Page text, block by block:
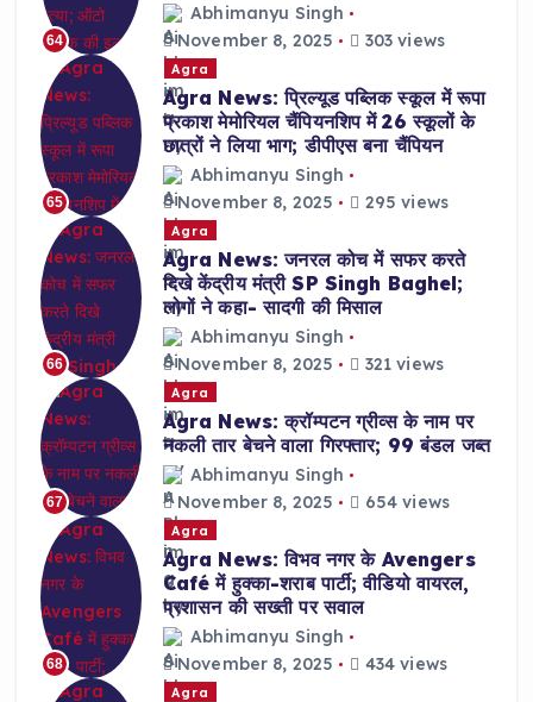
64
Abhimanyu Singh
November 8, 2025
303 views
65
Agra
Agra News: प्रिल्यूड पब्लिक स्कूल में रूपा
प्रकाश मेमोरियल चैंपियनशिप में 26 स्कूलों के
छात्रों ने लिया भाग; डीपीएस बना चैंपियन
Abhimanyu Singh
November 8, 2025
295 views
66
Agra
Agra News: जनरल कोच में सफर करते
दिखे केंद्रीय मंत्री SP Singh Baghel;
लोगों ने कहा- सादगी की मिसाल
Abhimanyu Singh
November 8, 2025
321 views
67
Agra
Agra News: क्रॉम्पटन ग्रीव्स के नाम पर
नकली तार बेचने वाला गिरफ्तार; 99 बंडल जब्त
Abhimanyu Singh
November 8, 2025
654 views
68
Agra
Agra News: विभव नगर के Avengers
Café में हुक्का-शराब पार्टी; वीडियो वायरल,
प्रशासन की सख्ती पर सवाल
Abhimanyu Singh
November 8, 2025
434 views
Agra